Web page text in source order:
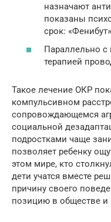
назначают
показаны
срок:
Параллельно с
терапией
Такое лечение ОКР
компульсивном
сопровождающемся
социальной
подростками чаще
позволяет ребенку
этом мире, кто
дети учатся вместе
причину своего
позицию в обществе